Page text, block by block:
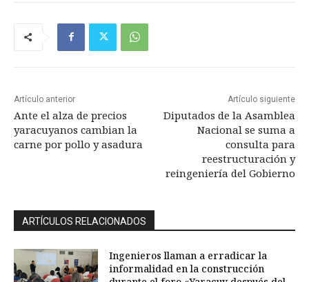
Artículo anterior
Ante el alza de precios
yaracuyanos cambian la
carne por pollo y asadura
Artículo siguiente
Diputados de la Asamblea
Nacional se suma a
consulta para
reestructuración y
reingeniería del Gobierno
ARTÍCULOS RELACIONADOS
Ingenieros llaman a erradicar la
informalidad en la construcción